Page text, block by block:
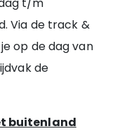
Via de track &
op de dag van
de
buitenland